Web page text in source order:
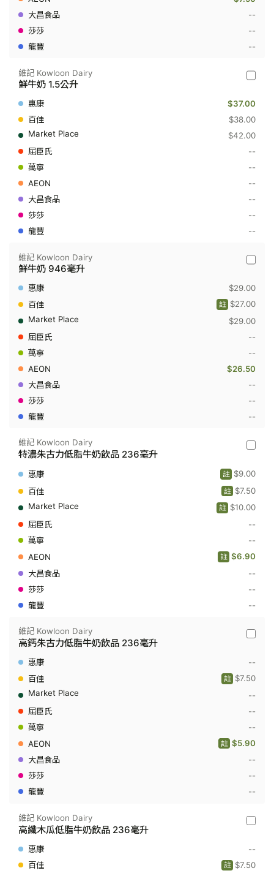
--
--
--
維
Dairy
-
牛
公
維記 Kowloon Dairy
鮮牛奶 1.5公升
$37.00
$38.00
$42.00
--
--
--
--
--
--
維
Dairy
-
牛
毫
維記 Kowloon Dairy
鮮牛奶 946毫升
$29.00
$27.00
註
$29.00
--
--
$26.50
--
--
--
維
Dairy
-
濃
古
脂
奶
236
維記 Kowloon Dairy
特濃朱古力低脂牛奶飲品 236毫升
$9.00
註
$7.50
註
$10.00
註
--
--
$6.90
註
--
--
--
維
-
鈣
力
脂
飲
236
升
維記 Kowloon Dairy
高鈣朱古力低脂牛奶飲品 236毫升
--
$7.50
註
--
--
--
$5.90
註
--
--
--
維
-
維記 Kowloon Dairy
高纖木瓜低脂牛奶飲品 236毫升
--
$7.50
註